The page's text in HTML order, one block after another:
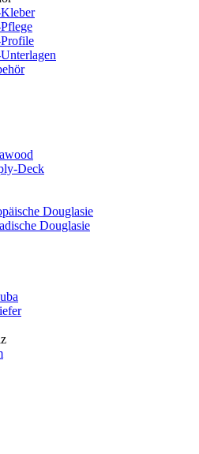
Deck
Douglasie
Douglasie